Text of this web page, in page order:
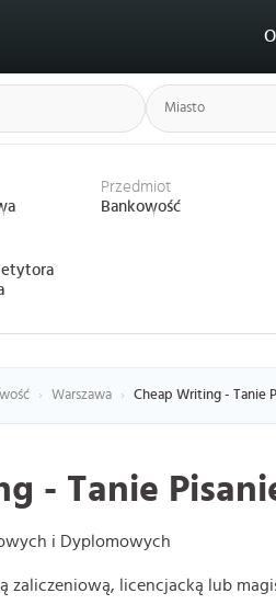
Przedmiot
Bankowość
› Warszawa › Cheap Writing - Tanie
- Tanie
i Dyplomowych
zaliczeniową, licencjacką lub